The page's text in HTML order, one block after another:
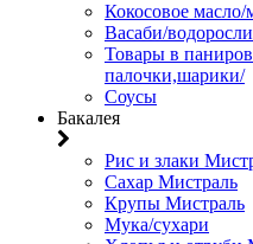
Кокосовое масло/
Васаби/
Товары в
палочки,шарики/
Соусы
Бакалея
Рис и злаки
Сахар Мистраль
Крупы Мистраль
Мука/сухари